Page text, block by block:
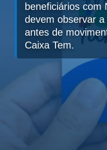
beneficiários com
devem observar
antes de
Caixa Tem.